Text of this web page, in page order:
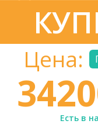
Цена:
Есть в